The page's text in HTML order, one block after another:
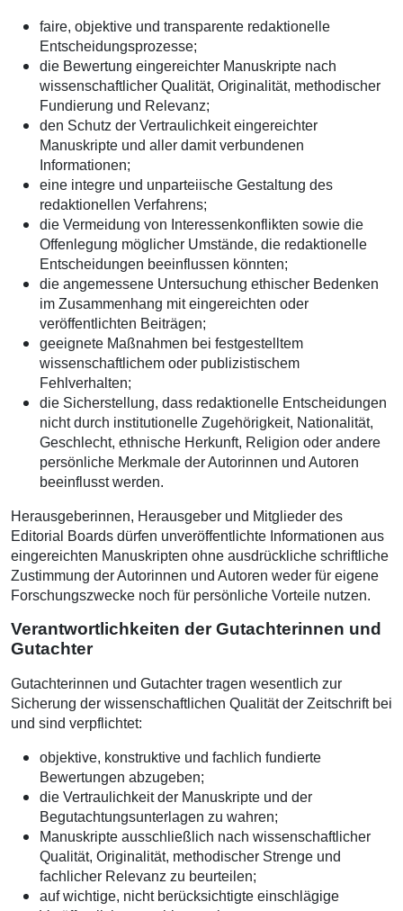
faire, objektive und transparente redaktionelle
Entscheidungsprozesse;
die Bewertung eingereichter Manuskripte nach
wissenschaftlicher Qualität, Originalität, methodischer
Fundierung und Relevanz;
den Schutz der Vertraulichkeit eingereichter
Manuskripte und aller damit verbundenen
Informationen;
eine integre und unparteiische Gestaltung des
redaktionellen Verfahrens;
die Vermeidung von Interessenkonflikten sowie die
Offenlegung möglicher Umstände, die redaktionelle
Entscheidungen beeinflussen könnten;
die angemessene Untersuchung ethischer Bedenken
im Zusammenhang mit eingereichten oder
veröffentlichten Beiträgen;
geeignete Maßnahmen bei festgestelltem
wissenschaftlichem oder publizistischem
Fehlverhalten;
die Sicherstellung, dass redaktionelle Entscheidungen
nicht durch institutionelle Zugehörigkeit, Nationalität,
Geschlecht, ethnische Herkunft, Religion oder andere
persönliche Merkmale der Autorinnen und Autoren
beeinflusst werden.
Herausgeberinnen, Herausgeber und Mitglieder des
Editorial Boards dürfen unveröffentlichte Informationen aus
eingereichten Manuskripten ohne ausdrückliche schriftliche
Zustimmung der Autorinnen und Autoren weder für eigene
Forschungszwecke noch für persönliche Vorteile nutzen.
Verantwortlichkeiten der Gutachterinnen und
Gutachter
Gutachterinnen und Gutachter tragen wesentlich zur
Sicherung der wissenschaftlichen Qualität der Zeitschrift bei
und sind verpflichtet:
objektive, konstruktive und fachlich fundierte
Bewertungen abzugeben;
die Vertraulichkeit der Manuskripte und der
Begutachtungsunterlagen zu wahren;
Manuskripte ausschließlich nach wissenschaftlicher
Qualität, Originalität, methodischer Strenge und
fachlicher Relevanz zu beurteilen;
auf wichtige, nicht berücksichtigte einschlägige